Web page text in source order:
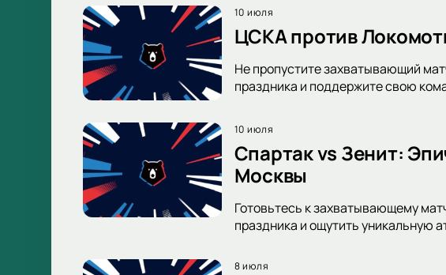
10 июля
ЦСКА против
Не пропустите захватывающий
праздника и поддержите свою
10 июля
Спартак vs Зенит:
Москвы
Готовьтесь к захватывающему
праздника и ощутить уникальную
8 июля